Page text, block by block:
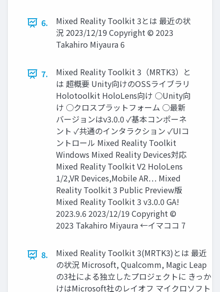
6.
Mixed Reality Toolkit 3とは 最近の状
況 2023/12/19 Copyright © 2023
Takahiro Miyaura 6
7.
Mixed Reality Toolkit 3（MRTK3）と
は 超概要 Unity向けのOSSライブラリ
Holotoolkit HoloLens向け ○Unity向
け ○クロスプラットフォーム ○最新
バージョンはv3.0.0 ✓基本コンポーネ
ント ✓共通のインタラクション ✓UIコ
ントロール Mixed Reality Toolkit
Windows Mixed Reality Devices対応
Mixed Reality Toolkit V2 HoloLens
1/2,VR Devices,Mobile AR… Mixed
Reality Toolkit 3 Public Preview版
Mixed Reality Toolkit 3 v3.0.0 GA!
2023.9.6 2023/12/19 Copyright ©
2023 Takahiro Miyaura ←イマココ 7
8.
Mixed Reality Toolkit 3(MRTK3)とは 最近
の状況 Microsoft, Qualcomm, Magic Leap
の3社による独立したプロジェクトに きっか
けはMicrosoft社のレイオフ マイクロソフト